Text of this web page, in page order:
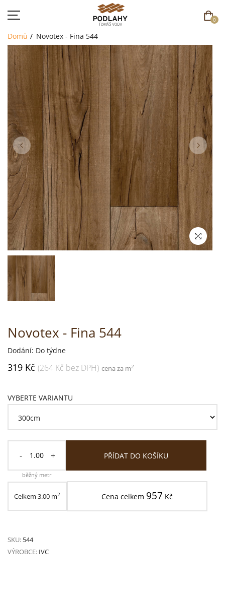
0
DOMŮ
SORTIMENT
AKCE
CENÍK
REFERENCE
SOUTĚŽ
KONTAKT
Domů Novotex - Fina 544
Novotex - Fina 544
Dodání: Do týdne
319 Kč (264 Kč bez DPH) cena za m2
VYBERTE VARIANTU
- +
běžný metr
PŘÍDAT DO KOŠÍKU
Celkem 3.00 m2 Cena celkem 957 Kč
SKU: 544
VÝROBCE: IVC